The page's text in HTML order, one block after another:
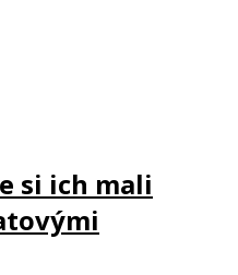
si ich mali